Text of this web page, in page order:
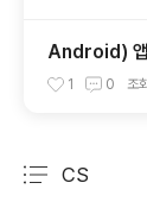
Android) 앱
법 1 0 조회
CS